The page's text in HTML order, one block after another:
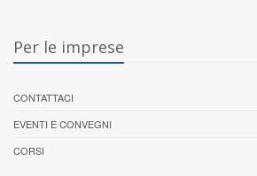
Per le imprese
CONTATTACI
EVENTI E CONVEGNI
CORSI